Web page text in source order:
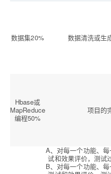
数据集20% 数据清洗或生
Hbase或
MapReduce
编程50%
项目的
A、对每一个功能、
试和效果评价，测试
B、对每一个功能、